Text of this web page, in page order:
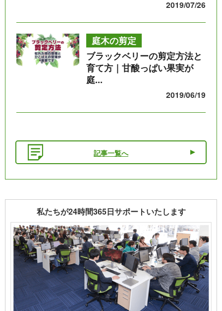
2019/07/26
庭木の剪定
ブラックベリーの剪定方法と
育て方｜甘酸っぱい果実が
庭...
2019/06/19
記事一覧へ
私たちが24時間365日サポートいたします